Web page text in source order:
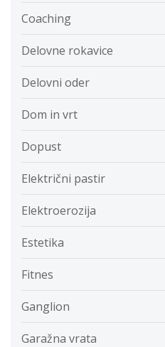
Coaching
Delovne rokavice
Delovni oder
Dom in vrt
Dopust
Električni pastir
Elektroerozija
Estetika
Fitnes
Ganglion
Garažna vrata